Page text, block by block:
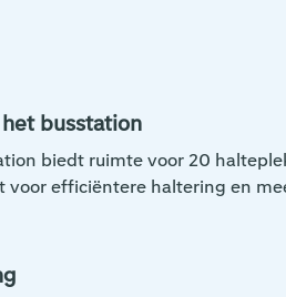
busstation
biedt ruimte voor 20
voor efficiëntere haltering en